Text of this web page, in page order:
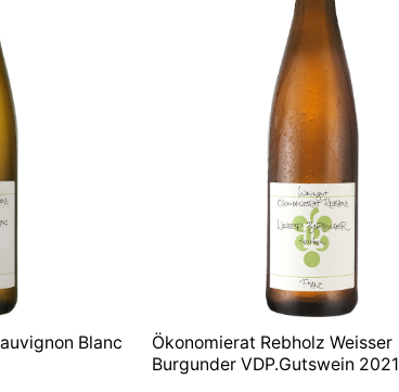
Blanc
Ökonomierat Rebholz Weisser
Burgunder VDP.Gutswein 2021